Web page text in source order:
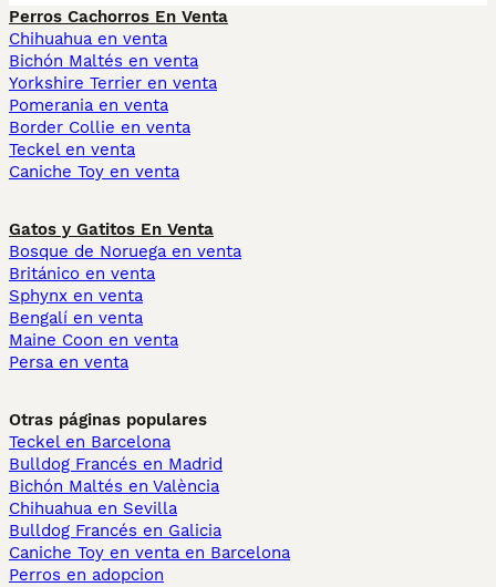
Perros Cachorros En Venta
Chihuahua en venta
Bichón Maltés en venta
Yorkshire Terrier en venta
Pomerania en venta
Border Collie en venta
Teckel en venta
Caniche Toy en venta
Gatos y Gatitos En Venta
Bosque de Noruega en venta
Británico en venta
Sphynx en venta
Bengalí en venta
Maine Coon en venta
Persa en venta
Otras páginas populares
Teckel en Barcelona
Bulldog Francés en Madrid
Bichón Maltés en València
Chihuahua en Sevilla
Bulldog Francés en Galicia
Caniche Toy en venta en Barcelona
Perros en adopcion